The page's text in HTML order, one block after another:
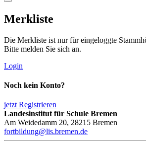
Merkliste
Die Merkliste ist nur für eingeloggte
Bitte melden Sie sich an.
Login
Noch kein Konto?
jetzt Registrieren
Landesinstitut für Schule Bremen
Am Weidedamm 20, 28215 Bremen
fortbildung@lis.bremen.de